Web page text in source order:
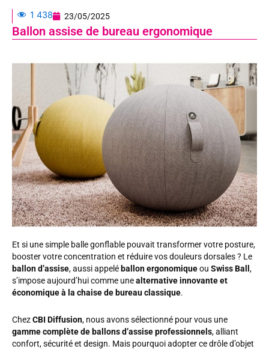
1 438 23/05/2025
Ballon assise de bureau ergonomique
Et si une simple balle gonflable pouvait transformer votre posture,
booster votre concentration et réduire vos douleurs dorsales ? Le
ballon d’assise, aussi appelé ballon ergonomiqueou Swiss Ball ,
s’impose aujourd’hui comme unealternative innovante et
économique à la chaise de bureau classique.
ChezCBI Diffusion, nous avons sélectionné pour vous une
gamme complète de ballons d’assise professionnels, alliant
confort, sécurité et design. Mais pourquoi adopter ce drôle d’objet